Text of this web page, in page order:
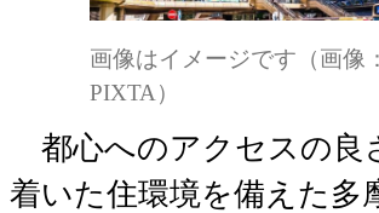
画像はイメージです（画像：
PIXTA）
都心へのアクセスの良
着いた住環境を備えた多